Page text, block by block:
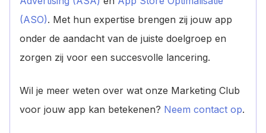
(ASO). Met hun expertise brengen zij jouw app
onder de aandacht van de juiste doelgroep en
zorgen zij voor een succesvolle lancering.
Wil je meer weten over wat onze Marketing Club
voor jouw app kan betekenen? Neem contact op.